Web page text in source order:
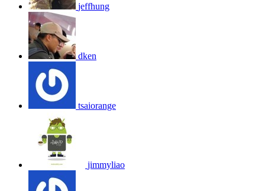
jeffhung
dken
tsaiorange
jimmyliao